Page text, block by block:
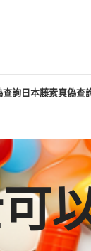
查詢日本藤素真偽查